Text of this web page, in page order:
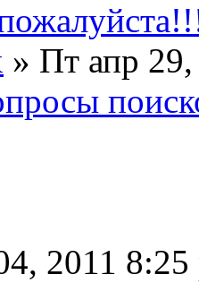
» Пт апр
2011 8:25